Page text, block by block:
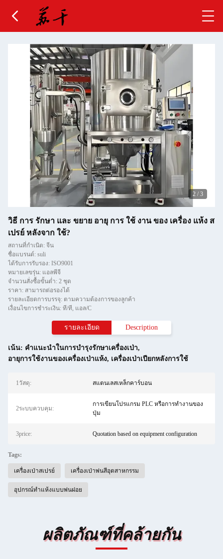
3 / 3
วิธี การ รักษา และ ขยาย อายุ การ ใช้ งาน ของ เครื่อง แห้ง ส
เปรย์ หลังจาก ใช้?
สถานที่กำเนิด: จีน
ชื่อแบรนด์: suli
ได้รับการรับรอง: ISO9001
หมายเลขรุ่น: แอลพีจี
จำนวนสั่งซื้อขั้นต่ำ: 2 ชุด
ราคา: สามารถต่อรองได้
รายละเอียดการบรรจุ: ตามความต้องการของลูกค้า
เงื่อนไขการชำระเงิน: ที/ที, แอล/C
รายละเอียด Description
เน้น: คําแนะนําในการบํารุงรักษาเครื่องเป่า,
อายุการใช้งานของเครื่องเป่าแห้ง, เครื่องเป่าเปียกหลังการใช้
1วัสดุ: สแตนเลสเหล็กคาร์บอน
2ระบบควบคุม:
การเขียนโปรแกรม PLC หรือการทำงานของ
ปุ่ม
3price: Quotation based on equipment configuration
Tags:
เครื่องเป่าสเปรย์ เครื่องเป่าพ่นสีอุตสาหกรรม
อุปกรณ์ทำแห้งแบบพ่นฝอย
ผลิตภัณฑ์ที่คล้ายกัน